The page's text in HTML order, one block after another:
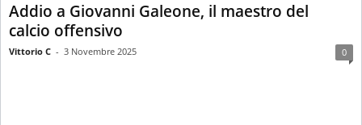
Addio a Giovanni Galeone, il maestro del
calcio offensivo
Vittorio C - 3 Novembre 2025 0